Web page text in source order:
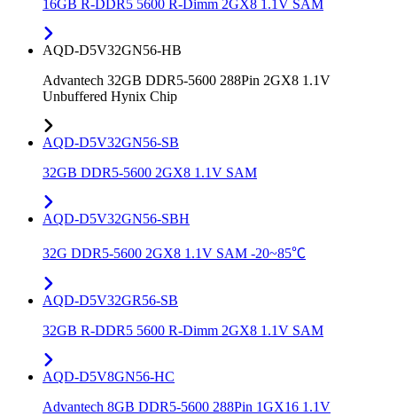
16GB R-DDR5 5600 R-Dimm 2GX8 1.1V SAM
AQD-D5V32GN56-HB
Advantech 32GB DDR5-5600 288Pin 2GX8 1.1V
Unbuffered Hynix Chip
AQD-D5V32GN56-SB
32GB DDR5-5600 2GX8 1.1V SAM
AQD-D5V32GN56-SBH
32G DDR5-5600 2GX8 1.1V SAM -20~85℃
AQD-D5V32GR56-SB
32GB R-DDR5 5600 R-Dimm 2GX8 1.1V SAM
AQD-D5V8GN56-HC
Advantech 8GB DDR5-5600 288Pin 1GX16 1.1V